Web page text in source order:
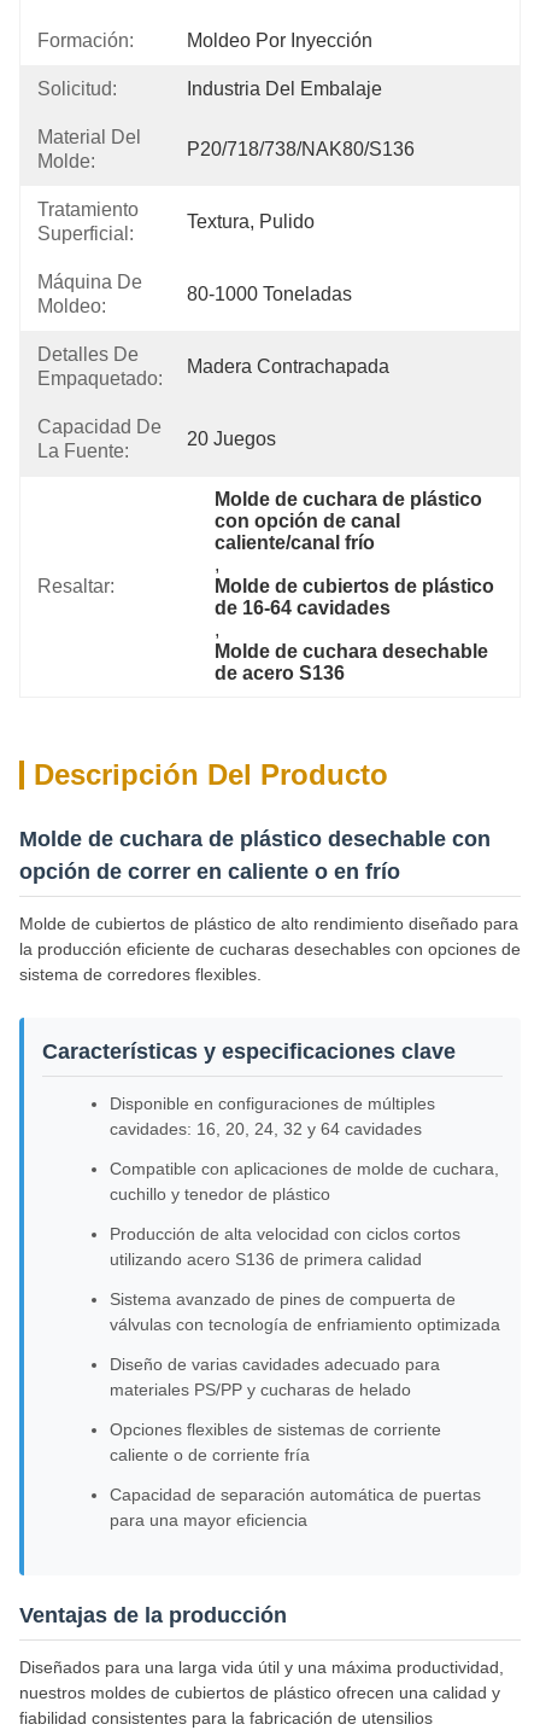
Formación: Moldeo Por Inyección
Solicitud: Industria Del Embalaje
Material Del
Molde:
P20/718/738/NAK80/S136
Tratamiento
Superficial:
Textura, Pulido
Máquina De
Moldeo:
80-1000 Toneladas
Detalles De
Empaquetado:
Madera Contrachapada
Capacidad De
La Fuente:
20 Juegos
Resaltar:
Molde de cuchara de plástico
con opción de canal
caliente/canal frío
,
Molde de cubiertos de plástico
de 16-64 cavidades
,
Molde de cuchara desechable
de acero S136
Descripción Del Producto
Molde de cuchara de plástico desechable con
opción de correr en caliente o en frío
Molde de cubiertos de plástico de alto rendimiento diseñado para
la producción eficiente de cucharas desechables con opciones de
sistema de corredores flexibles.
Características y especificaciones clave
Disponible en configuraciones de múltiples
cavidades: 16, 20, 24, 32 y 64 cavidades
Compatible con aplicaciones de molde de cuchara,
cuchillo y tenedor de plástico
Producción de alta velocidad con ciclos cortos
utilizando acero S136 de primera calidad
Sistema avanzado de pines de compuerta de
válvulas con tecnología de enfriamiento optimizada
Diseño de varias cavidades adecuado para
materiales PS/PP y cucharas de helado
Opciones flexibles de sistemas de corriente
caliente o de corriente fría
Capacidad de separación automática de puertas
para una mayor eficiencia
Ventajas de la producción
Diseñados para una larga vida útil y una máxima productividad,
nuestros moldes de cubiertos de plástico ofrecen una calidad y
fiabilidad consistentes para la fabricación de utensilios